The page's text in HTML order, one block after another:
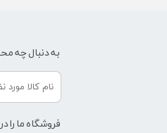
به دنبال چه
فروشگاه ما را